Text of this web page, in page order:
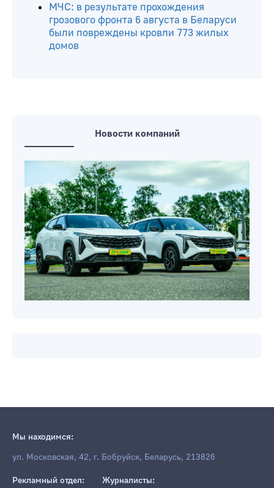
МЧС: в результате прохождения
грозового фронта 6 августа в Беларуси
были повреждены кровли 773 жилых
домов
Новости компаний
Мы находимся:
ул. Московская, 42, г. Бобруйск, Беларусь, 213826
Рекламный отдел: Журналисты: